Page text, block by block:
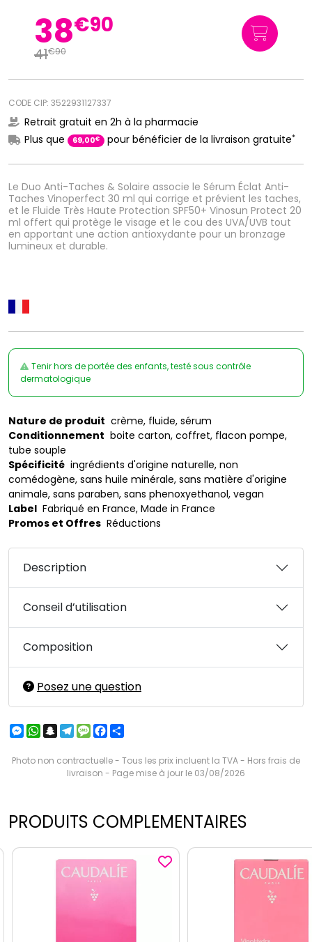
Le Duo Anti-Taches & Solaire associe le Sérum Éclat Anti-
Taches Vinoperfect 30 ml qui corrige et prévient les taches,
et le Fluide Très Haute Protection SPF50+ Vinosun Protect 20
ml offert qui protège le visage et le cou des UVA/UVB tout
en apportant une action antioxydante pour un bronzage
lumineux et durable.
38€90
41€90
CODE CIP: 3522931127337
Retrait gratuit en 2h à la pharmacie
Plus que
69,00€ pour bénéficier de la livraison gratuite*
Tenir hors de portée des enfants, testé sous contrôle
dermatologique
Nature de produit crème, fluide, sérum
Conditionnement boite carton, coffret, flacon pompe,
tube souple
Spécificité ingrédients d'origine naturelle, non
comédogène, sans huile minérale, sans matière d'origine
animale, sans paraben, sans phenoxyethanol, vegan
Label Fabriqué en France, Made in France
Promos et Offres Réductions
Description
Conseil d’utilisation
Composition
Posez une question
Messenger
WhatsApp
Snapchat
Telegram
MessageFacebook
Photo non contractuelle - Tous les prix incluent la TVA - Hors frais de
livraison - Page mise à jour le 03/08/2026
PRODUITS COMPLEMENTAIRES